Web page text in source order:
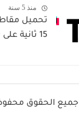
منذ 5 سنة
تحميل
15 ثانية على تيك توك TikTok
جميع الحقوق